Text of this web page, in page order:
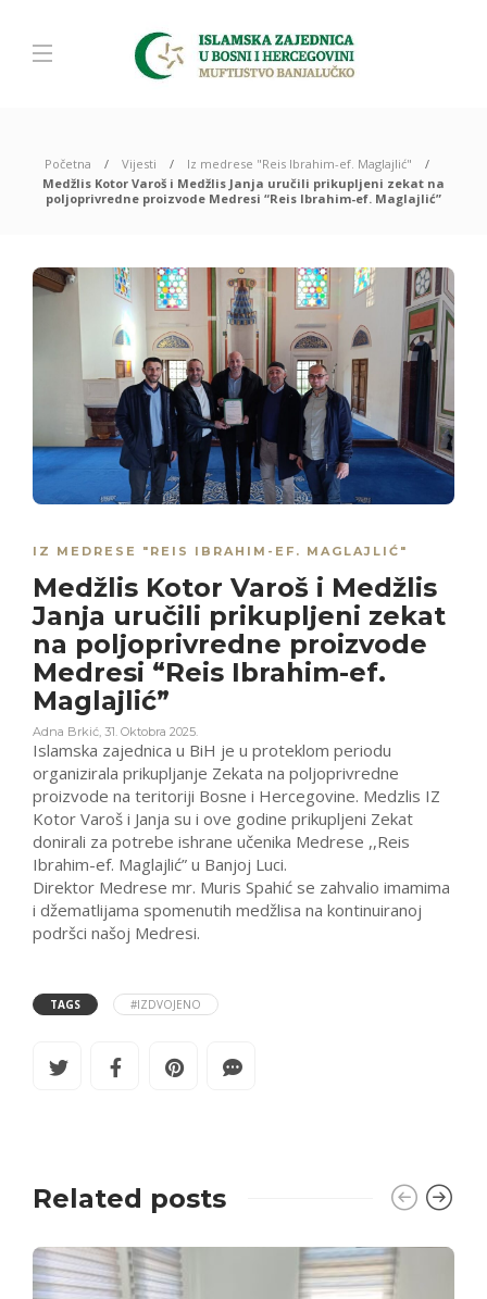
Početna Vijesti
Iz medrese "Reis Ibrahim-ef. Maglajlić"
Medžlis Kotor Varoš i Medžlis Janja uručili prikupljeni zekat na
poljoprivredne proizvode Medresi “Reis Ibrahim-ef. Maglajlić”
IZ MEDRESE "REIS IBRAHIM-EF. MAGLAJLIĆ"
Medžlis Kotor Varoš i Medžlis
Janja uručili prikupljeni zekat
na poljoprivredne proizvode
Medresi “Reis Ibrahim-ef.
Maglajlić”
Adna Brkić, 31. Oktobra 2025.
Islamska zajednica u BiH je u proteklom periodu
organizirala prikupljanje Zekata na poljoprivredne
proizvode na teritoriji Bosne i Hercegovine. Medzlis IZ
Kotor Varoš i Janja su i ove godine prikupljeni Zekat
donirali za potrebe ishrane učenika Medrese ,,Reis
Ibrahim-ef. Maglajlić” u Banjoj Luci.
Direktor Medrese mr. Muris Spahić se zahvalio imamima
i džematlijama spomenutih medžlisa na kontinuiranoj
podršci našoj Medresi.
TAGS #IZDVOJENO
Related posts